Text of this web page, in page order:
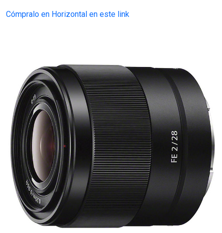
Cómpralo en Horizontal en este link